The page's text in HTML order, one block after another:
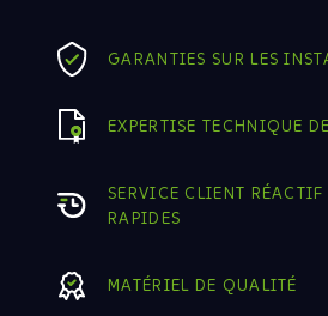
GARANTIES SUR LES
EXPERTISE TECHNIQUE
SERVICE CLIENT
RAPIDES
MATÉRIEL DE QUALITÉ